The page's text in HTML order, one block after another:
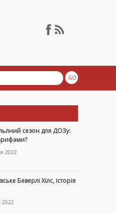
сезон для ДОЗу:
2022
Беверлі Хілс, історія